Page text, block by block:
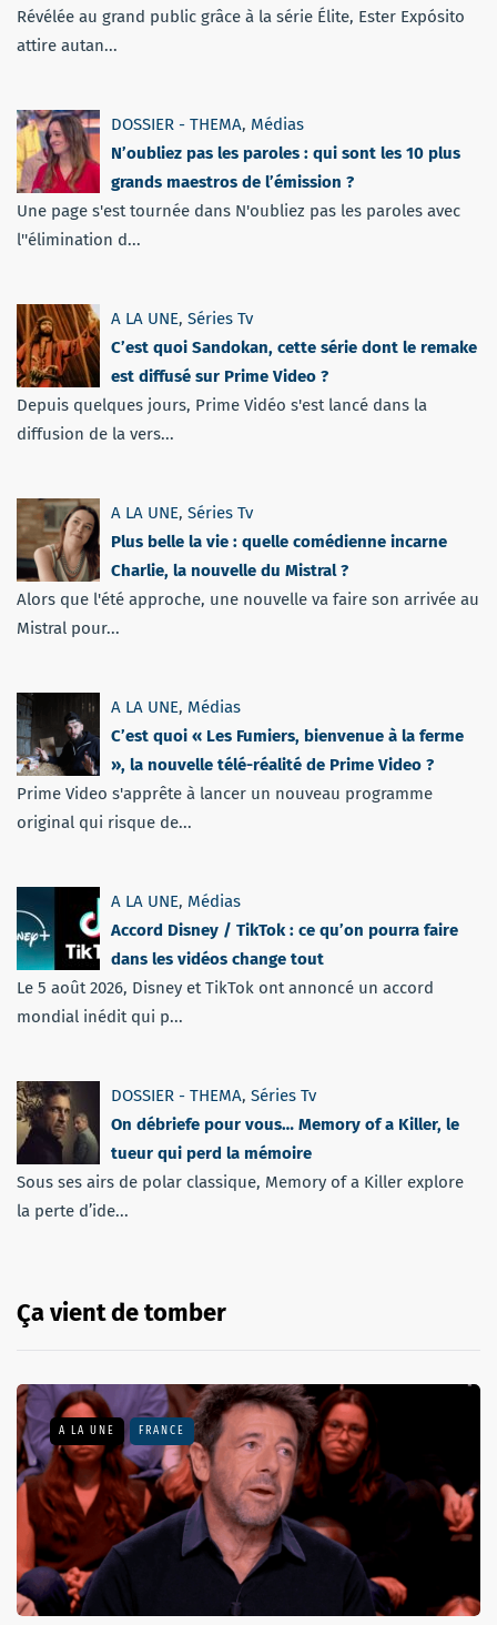
Révélée au grand public grâce à la série Élite, Ester Expósito
attire autan...
DOSSIER - THEMA, Médias
N’oubliez pas les paroles : qui sont les 10 plus
grands maestros de l’émission ?
Une page s'est tournée dans N'oubliez pas les paroles avec
l''élimination d...
A LA UNE, Séries Tv
C’est quoi Sandokan, cette série dont le remake
est diffusé sur Prime Video ?
Depuis quelques jours, Prime Vidéo s'est lancé dans la
diffusion de la vers...
A LA UNE, Séries Tv
Plus belle la vie : quelle comédienne incarne
Charlie, la nouvelle du Mistral ?
Alors que l'été approche, une nouvelle va faire son arrivée au
Mistral pour...
A LA UNE, Médias
C’est quoi « Les Fumiers, bienvenue à la ferme
», la nouvelle télé-réalité de Prime Video ?
Prime Video s'apprête à lancer un nouveau programme
original qui risque de...
A LA UNE, Médias
Accord Disney / TikTok : ce qu’on pourra faire
dans les vidéos change tout
Le 5 août 2026, Disney et TikTok ont annoncé un accord
mondial inédit qui p...
DOSSIER - THEMA, Séries Tv
On débriefe pour vous… Memory of a Killer, le
tueur qui perd la mémoire
Sous ses airs de polar classique, Memory of a Killer explore
la perte d’ide...
Ça vient de tomber
A LA UNE FRANCE